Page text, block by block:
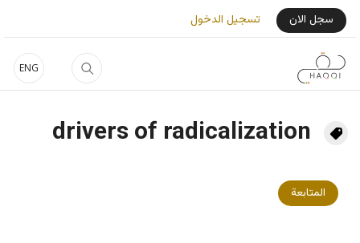
تجاوز إلى المحتوى الرئيسي
ENG
User Login Menu
سجل الان تسجيل الدخول
drivers of radicalization
المتابعة